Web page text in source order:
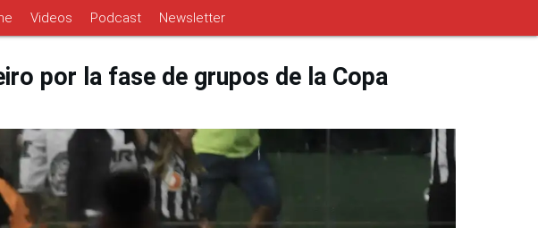
Videos Podcast Newsletter
por la fase de grupos de la Copa